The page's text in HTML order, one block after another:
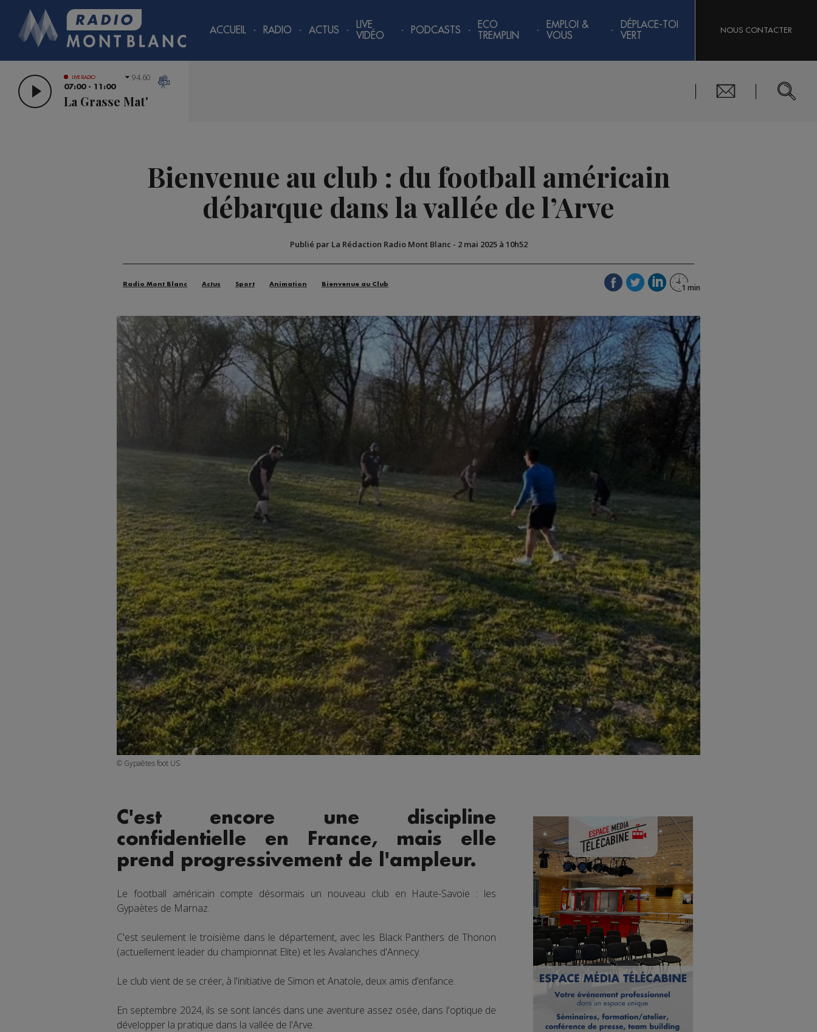
ACCUEIL RADIO ACTUS
LIVE
VIDÉO
PODCASTS
ECO
TREMPLIN
EMPLOI &
VOUS
DÉPLACE-TOI
VERT
NOUS CONTACTER
LIVE RADIO
07:00 - 11:00
La Grasse Mat'
94.60
Bienvenue au club : du football américain
débarque dans la vallée de l’Arve
Publié par La Rédaction Radio Mont Blanc - 2 mai 2025 à 10h52
Radio Mont Blanc Actus Sport Animation Bienvenue au Club
© Gypaètes foot US
C'est encore une discipline
confidentielle en France, mais elle
prend progressivement de l'ampleur.
Le football américain compte désormais un nouveau club en Haute-Savoie : les
Gypaètes de Marnaz.
C'est seulement le troisième dans le département, avec les Black Panthers de Thonon
(actuellement leader du championnat Elite) et les Avalanches d'Annecy.
Le club vient de se créer, à l'initiative de Simon et Anatole, deux amis d’enfance.
En septembre 2024, ils se sont lancés dans une aventure assez osée, dans l'optique de
développer la pratique dans la vallée de l'Arve.